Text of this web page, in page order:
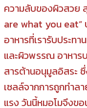
ความลับของผิวสวย
are what you eat”
อาหารที่เรารับประท
และผิวพรรณ อาหาร
สารต้านอนุมูลอิสระ
เซลล์จากการถูกทำล
แรง วันนี้หมอโมจึงข